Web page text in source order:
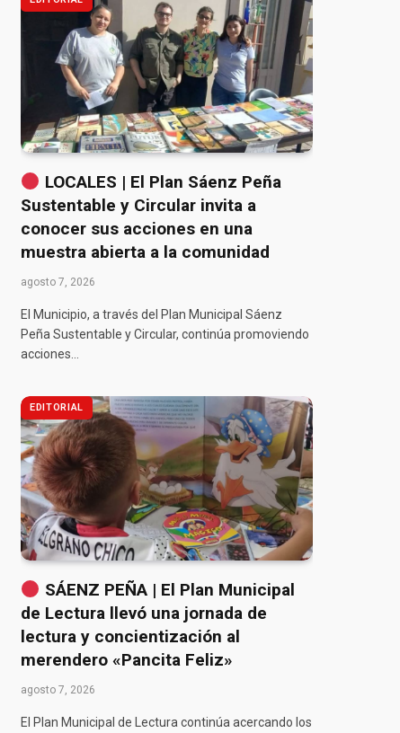
LOCALES | El Plan Sáenz Peña
Sustentable y Circular invita a
conocer sus acciones en una
muestra abierta a la comunidad
agosto 7, 2026
El Municipio, a través del Plan Municipal Sáenz
Peña Sustentable y Circular, continúa promoviendo
acciones…
EDITORIAL
SÁENZ PEÑA | El Plan Municipal
de Lectura llevó una jornada de
lectura y concientización al
merendero «Pancita Feliz»
agosto 7, 2026
El Plan Municipal de Lectura continúa acercando los